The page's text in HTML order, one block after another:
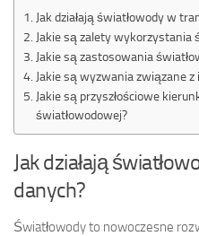
Jak działają światłowody w
Jakie są zalety wykorzystania
Jakie są zastosowania
Jakie są wyzwania związane
Jakie są przyszłościowe
światłowodowej?
Jak działają
danych?
Światłowody to nowoczesne